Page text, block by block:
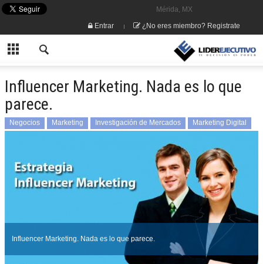
Mérida, MX
Entrar
¿No eres miembro? Registrate
Influencer Marketing. Nada es lo que
parece.
Negocios Marketing Investigación de Mercados
Marketing Digital
Influencer Marketing. Nada es lo que parece.